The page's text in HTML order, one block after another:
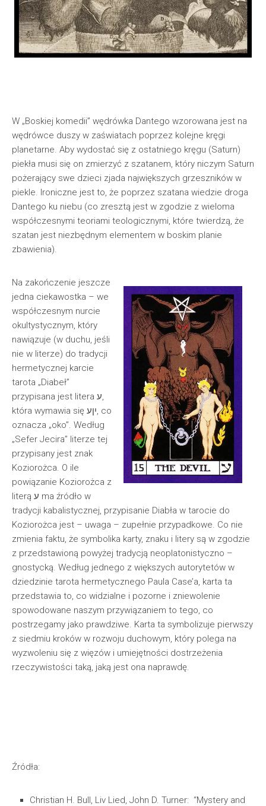
W „Boskiej komedii” wędrówka Dantego wzorowana jest na
wędrówce duszy w zaświatach poprzez kolejne kręgi
planetarne. Aby wydostać się z ostatniego kręgu (Saturn)
piekła musi się on zmierzyć z szatanem, który niczym Saturn
pożerający swe dzieci zjada największych grzeszników w
piekle. Ironiczne jest to, że poprzez szatana wiedzie droga
Dantego ku niebu (co zresztą jest w zgodzie z wieloma
współczesnymi teoriami teologicznymi, które twierdzą, że
szatan jest niezbędnym elementem w boskim planie
zbawienia).
Na zakończenie jeszcze
jedna ciekawostka – we
współczesnym nurcie
okultystycznym, który
nawiązuje (w duchu, jeśli
nie w literze) do tradycji
hermetycznej karcie
tarota „Diabeł”
przypisana jest litera ע,
która wymawia się יִןע, co
oznacza „oko”. Według
„Sefer Jecira” literze tej
przypisany jest znak
Koziorożca. O ile
powiązanie Koziorożca z
literą ע ma źródło w
tradycji kabalistycznej, przypisanie Diabła w tarocie do
Koziorożca jest – uwaga – zupełnie przypadkowe. Co nie
zmienia faktu, że symbolika karty, znaku i litery są w zgodzie
z przedstawioną powyżej tradycją neoplatonistyczno –
gnostycką. Według jednego z większych autorytetów w
dziedzinie tarota hermetycznego Paula Case’a, karta ta
przedstawia to, co widzialne i pozorne i zniewolenie
spowodowane naszym przywiązaniem to tego, co
postrzegamy jako prawdziwe. Karta ta symbolizuje pierwszy
z siedmiu kroków w rozwoju duchowym, który polega na
wyzwoleniu się z więzów i umiejętności dostrzeżenia
rzeczywistości taką, jaką jest ona naprawdę.
Źródła:
Christian H. Bull, Liv Lied, John D. Turner: “Mystery and